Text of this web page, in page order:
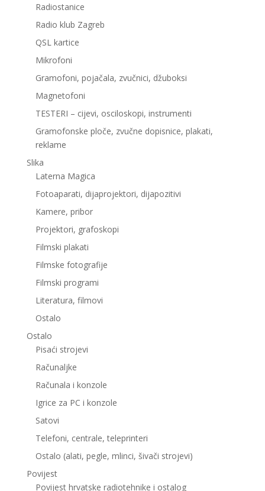
Radiostanice
Radio klub Zagreb
QSL kartice
Mikrofoni
Gramofoni, pojačala, zvučnici, džuboksi
Magnetofoni
TESTERI – cijevi, osciloskopi, instrumenti
Gramofonske ploče, zvučne dopisnice, plakati,
reklame
Slika
Laterna Magica
Fotoaparati, dijaprojektori, dijapozitivi
Kamere, pribor
Projektori, grafoskopi
Filmski plakati
Filmske fotografije
Filmski programi
Literatura, filmovi
Ostalo
Ostalo
Pisaći strojevi
Računaljke
Računala i konzole
Igrice za PC i konzole
Satovi
Telefoni, centrale, teleprinteri
Ostalo (alati, pegle, mlinci, šivači strojevi)
Povijest
Povijest hrvatske radiotehnike i ostalog